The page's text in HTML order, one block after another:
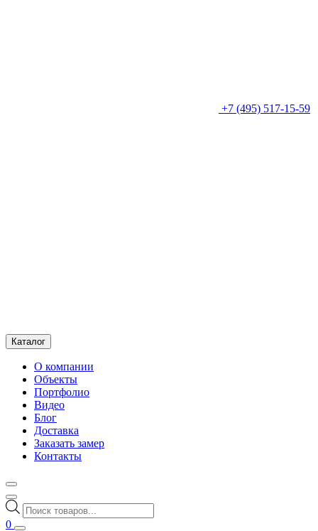
+7 (495) 517-15-59
Каталог
О компании
Объекты
Портфолио
Видео
Блог
Доставка
Заказать замер
Контакты
Поиск
товаров
0